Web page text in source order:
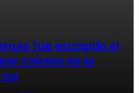
fue escogido el
chileno de la